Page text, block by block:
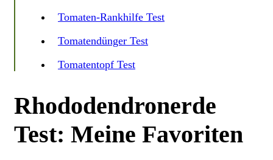
Tomaten-Rankhilfe Test
Tomatendünger Test
Tomatentopf Test
Rhododendronerde
Test: Meine Favoriten